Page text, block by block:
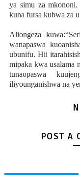
ya simu za
kuna fursa kubwa za
Aliongeza
wanapaswa
ubunifu. Hii
mipaka kwa usalama
tunaopaswa
iliyounganishwa na
POST A